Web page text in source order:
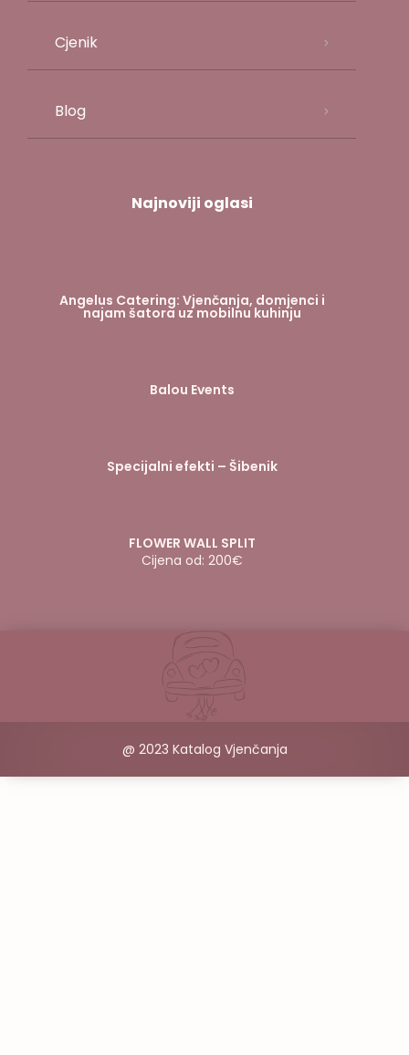
Cjenik
Blog
Najnoviji oglasi
Angelus Catering: Vjenčanja, domjenci i
najam šatora uz mobilnu kuhinju
Balou Events
Specijalni efekti – Šibenik
FLOWER WALL SPLIT
Cijena od: 200€
@ 2023 Katalog Vjenčanja